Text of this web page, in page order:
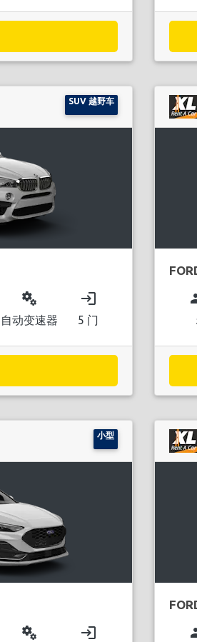
SUV 越野车
miscellaneous_services
自动变速器
login
5 门
小型
miscellaneous_services login